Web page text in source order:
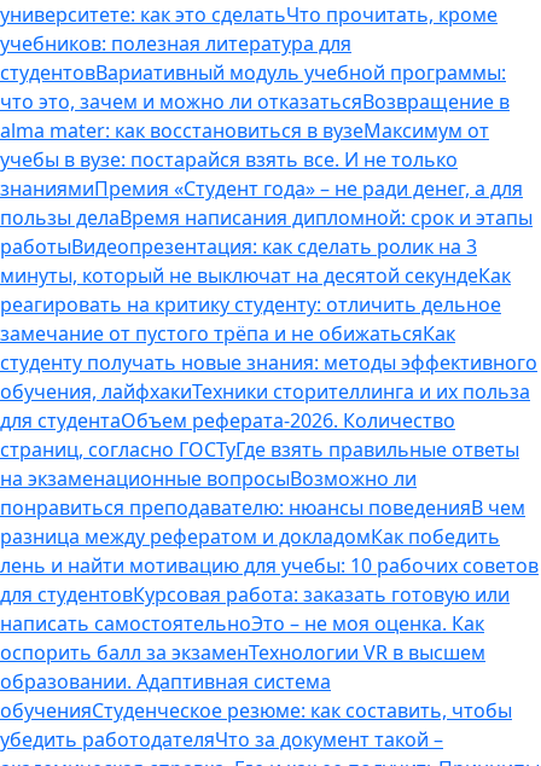
университете: как это сделатьЧто прочитать, кроме
учебников: полезная литература для
студентовВариативный модуль учебной программы:
что это, зачем и можно ли отказатьсяВозвращение в
alma mater: как восстановиться в вузеМаксимум от
учебы в вузе: постарайся взять все. И не только
знаниямиПремия «Студент года» – не ради денег, а для
пользы делаВремя написания дипломной: срок и этапы
работыВидеопрезентация: как сделать ролик на 3
минуты, который не выключат на десятой секундеКак
реагировать на критику студенту: отличить дельное
замечание от пустого трёпа и не обижатьсяКак
студенту получать новые знания: методы эффективного
обучения, лайфхакиТехники сторителлинга и их польза
для студентаОбъем реферата-2026. Количество
страниц, согласно ГОСТуГде взять правильные ответы
на экзаменационные вопросыВозможно ли
понравиться преподавателю: нюансы поведенияВ чем
разница между рефератом и докладомКак победить
лень и найти мотивацию для учебы: 10 рабочих советов
для студентовКурсовая работа: заказать готовую или
написать самостоятельноЭто – не моя оценка. Как
оспорить балл за экзаменТехнологии VR в высшем
образовании. Адаптивная система
обученияСтуденческое резюме: как составить, чтобы
убедить работодателяЧто за документ такой –